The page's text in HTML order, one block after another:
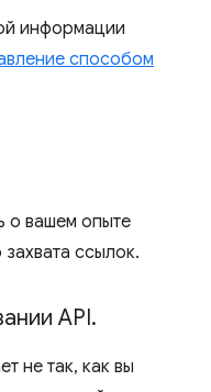
информации
способом
о вашем опыте
ссылок.
API.
не так, как вы